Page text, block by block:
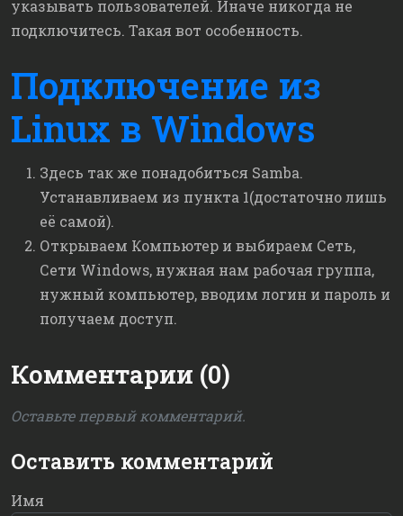
указывать пользователей. Иначе никогда не
подключитесь. Такая вот особенность.
Подключение из
Linux в Windows
Здесь так же понадобиться Samba.
Устанавливаем из пункта 1(достаточно лишь
её самой).
Открываем Компьютер и выбираем Сеть,
Сети Windows, нужная нам рабочая группа,
нужный компьютер, вводим логин и пароль и
получаем доступ.
Комментарии (0)
Оставьте первый комментарий.
Оставить комментарий
Имя